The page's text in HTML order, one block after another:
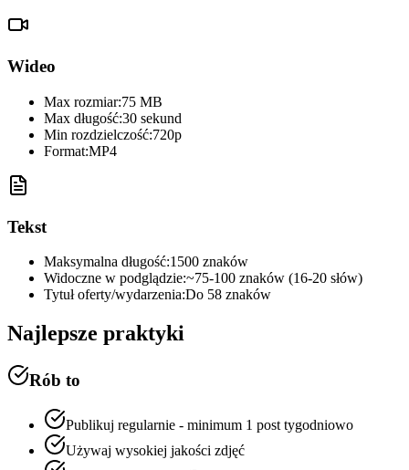
Wideo
Max rozmiar:75 MB
Max długość:30 sekund
Min rozdzielczość:720p
Format:MP4
Tekst
Maksymalna długość:1500 znaków
Widoczne w podglądzie:~75-100 znaków (16-20 słów)
Tytuł oferty/wydarzenia:Do 58 znaków
Najlepsze praktyki
Rób to
Publikuj regularnie - minimum 1 post tygodniowo
Używaj wysokiej jakości zdjęć